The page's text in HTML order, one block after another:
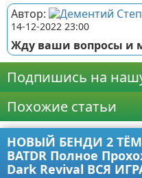
Автор:
14-12-2022 23:00
Жду ваши вопросы и
Подпишись на
Похожие статьи
НОВЫЙ БЕНДИ 2
BATDR Полное
Dark Revival ВСЯ